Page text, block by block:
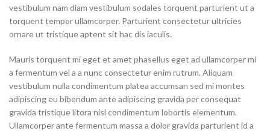
vestibulum nam diam vestibulum sodales torquent parturient ut a
torquent tempor ullamcorper. Parturient consectetur ultricies
ornare ut tristique aptent sit hac dis iaculis.
Mauris torquent mi eget et amet phasellus eget ad ullamcorper mi
a fermentum vel a a nunc consectetur enim rutrum. Aliquam
vestibulum nulla condimentum platea accumsan sed mi montes
adipiscing eu bibendum ante adipiscing gravida per consequat
gravida tristique litora nisi condimentum lobortis elementum.
Ullamcorper ante fermentum massa a dolor gravida parturient id a